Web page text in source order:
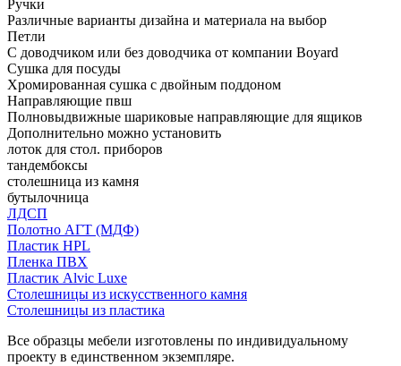
Ручки
Различные варианты дизайна и материала на выбор
Петли
С доводчиком или без доводчика от компании Boyard
Сушка для посуды
Хромированная сушка с двойным поддоном
Направляющие пвш
Полновыдвижные шариковые направляющие для ящиков
Дополнительно можно установить
лоток для стол. приборов
тандембоксы
столешница из камня
бутылочница
ЛДСП
Полотно АГТ (МДФ)
Пластик HPL
Пленка ПВХ
Пластик Alvic Luxe
Столешницы из искусственного камня
Столешницы из пластика
Все образцы мебели изготовлены по индивидуальному
проекту в единственном экземпляре.